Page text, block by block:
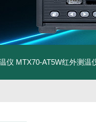
仪 MTX70-AT5W红外测温